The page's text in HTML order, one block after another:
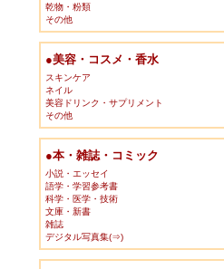
乾物・粉類
その他
●美容・コスメ・香水
スキンケア
ネイル
美容ドリンク・サプリメント
その他
●本・雑誌・コミック
小説・エッセイ
語学・学習参考書
科学・医学・技術
文庫・新書
雑誌
デジタル写真集(⇒)